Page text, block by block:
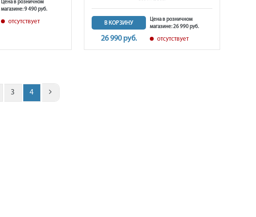
Цена в розничном
магазине: 9 490 руб.
отсутствует В КОРЗИНУ
26 990 руб.
Цена в розничном
магазине: 26 990 руб.
отсутствует
3 4